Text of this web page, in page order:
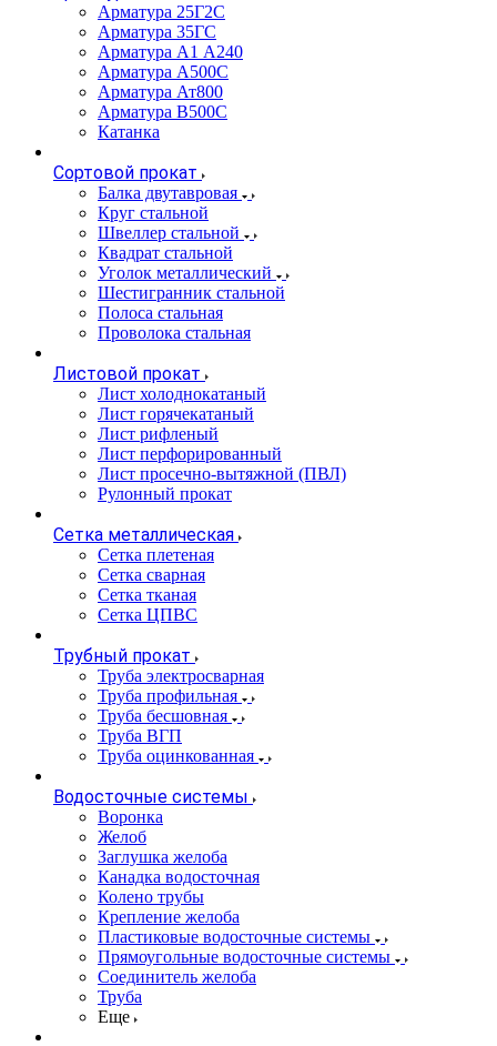
Арматура 25Г2С
Арматура 35ГС
Арматура А1 А240
Арматура А500С
Арматура Ат800
Арматура В500С
Катанка
Сортовой прокат
Балка двутавровая
Круг стальной
Швеллер стальной
Квадрат стальной
Уголок металлический
Шестигранник стальной
Полоса стальная
Проволока стальная
Листовой прокат
Лист холоднокатаный
Лист горячекатаный
Лист рифленый
Лист перфорированный
Лист просечно-вытяжной (ПВЛ)
Рулонный прокат
Сетка металлическая
Сетка плетеная
Сетка сварная
Сетка тканая
Сетка ЦПВС
Трубный прокат
Труба электросварная
Труба профильная
Труба бесшовная
Труба ВГП
Труба оцинкованная
Водосточные системы
Воронка
Желоб
Заглушка желоба
Канадка водосточная
Колено трубы
Крепление желоба
Пластиковые водосточные системы
Прямоугольные водосточные системы
Соединитель желоба
Труба
Еще